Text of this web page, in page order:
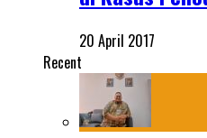
20 April 2017
Recent